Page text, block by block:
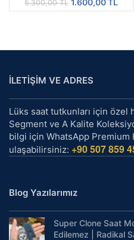
5.300,00TL
fiyat:
İLETİŞİM VE ADRES
Lüks saat tutkunları için özel
Segment ve A Kalite
bilgi için WhatsApp Premium
ulaşabilirsiniz: +90 507 859
Blog Yazılarımız
Super Clone Saat
Edilemez | Radikal